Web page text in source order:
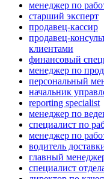
менеджер по
старший эксперт
продавец-кассир
продавец-
клиентами
финансовый
менеджер по
персональный
начальник
reporting specialist
менеджер по
специалист по
менеджер по
водитель
главный
специалист